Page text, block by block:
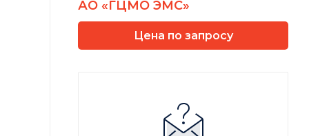
АО «ГЦМО ЭМС»
Цена по запросу